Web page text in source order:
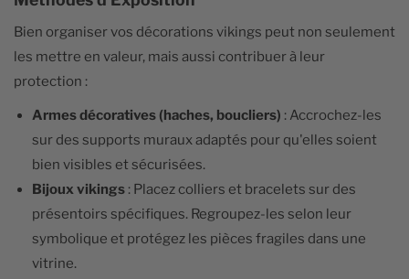
Bien organiser vos décorations vikings peut non seulement
les mettre en valeur, mais aussi contribuer à leur
protection :
Armes décoratives (haches, boucliers) : Accrochez-les
sur des supports muraux adaptés pour qu'elles soient
bien visibles et sécurisées.
Bijoux vikings : Placez colliers et bracelets sur des
présentoirs spécifiques. Regroupez-les selon leur
symbolique et protégez les pièces fragiles dans une
vitrine.